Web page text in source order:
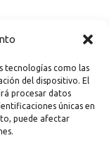
tecnologías como las
del dispositivo. El
procesar datos
únicas en
puede afectar